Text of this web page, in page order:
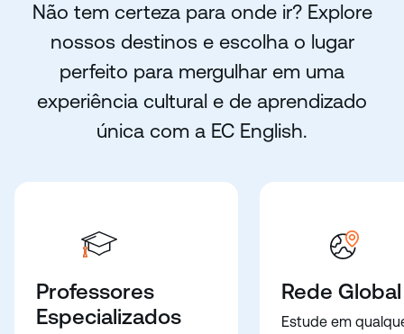
Não tem certeza para onde ir? Explore
nossos destinos e escolha o lugar
perfeito para mergulhar em uma
experiência cultural e de aprendizado
única com a EC English.
Professores
Especializados
Rede Global
Estude em